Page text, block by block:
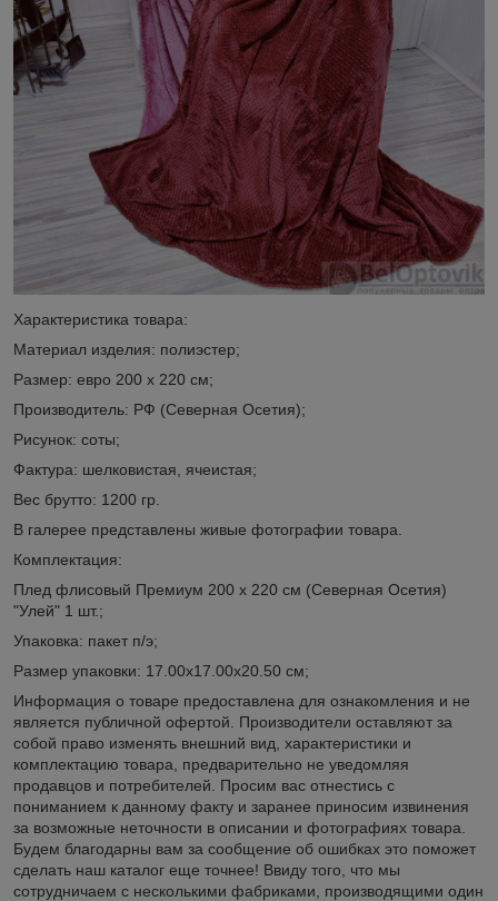
Характеристика товара:
Материал изделия: полиэстер;
Размер: евро 200 х 220 см;
Производитель: РФ (Северная Осетия);
Рисунок: соты;
Фактура: шелковистая, ячеистая;
Вес брутто: 1200 гр.
В галерее представлены живые фотографии товара.
Комплектация:
Плед флисовый Премиум 200 х 220 см (Северная Осетия)
"Улей" 1 шт.;
Упаковка: пакет п/э;
Размер упаковки: 17.00х17.00х20.50 см;
Информация о товаре предоставлена для ознакомления и не
является публичной офертой. Производители оставляют за
собой право изменять внешний вид, характеристики и
комплектацию товара, предварительно не уведомляя
продавцов и потребителей. Просим вас отнестись с
пониманием к данному факту и заранее приносим извинения
за возможные неточности в описании и фотографиях товара.
Будем благодарны вам за сообщение об ошибках это поможет
сделать наш каталог еще точнее! Ввиду того, что мы
сотрудничаем с несколькими фабриками, производящими один